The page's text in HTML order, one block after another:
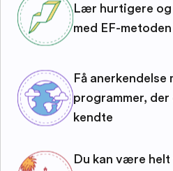
Lær hurtigere
med EF-metoden
Få anerkendelse
programmer,
kendte
Du kan være